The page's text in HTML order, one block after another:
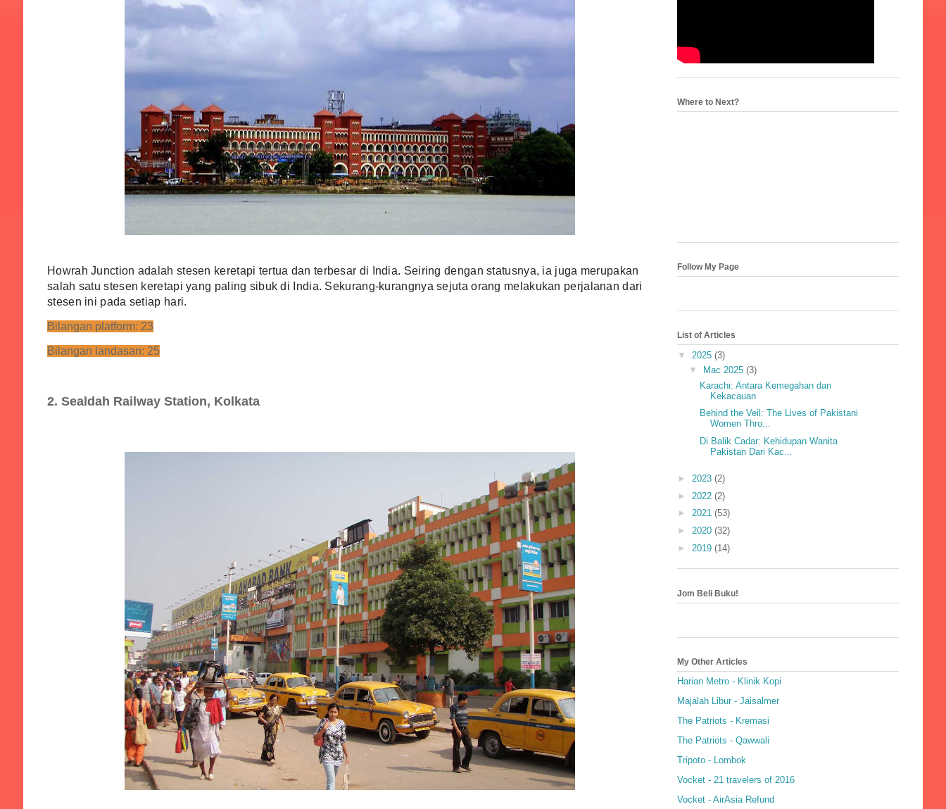
Howrah Junction adalah stesen keretapi tertua dan terbesar di India. Seiring dengan statusnya, ia juga merupakan
salah satu stesen keretapi yang paling sibuk di India. Sekurang-kurangnya sejuta orang melakukan perjalanan dari
stesen ini pada setiap hari.
Bilangan platform: 23
Bilangan landasan: 25
2. Sealdah Railway Station, Kolkata
Where to Next?
Follow My Page
List of Articles
▼ 2025 (3)
▼
Mac 2025 (3)
Karachi: Antara Kemegahan dan
Kekacauan
Behind the Veil: The Lives of Pakistani
Women Thro...
Di Balik Cadar: Kehidupan Wanita
Pakistan Dari Kac...
► 2023 (2)
► 2022 (2)
► 2021 (53)
► 2020 (32)
► 2019 (14)
Jom Beli Buku!
My Other Articles
Harian Metro - Klinik Kopi
Majalah Libur - Jaisalmer
The Patriots - Kremasi
The Patriots - Qawwali
Tripoto - Lombok
Vocket - 21 travelers of 2016
Vocket - AirAsia Refund